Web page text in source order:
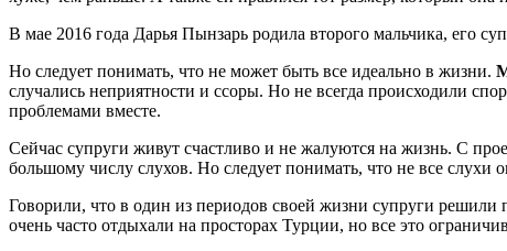
В мае 2016 года Дарья Пынзарь родила второго мальчика, его
Но следует понимать, что не может быть все идеально в жизни.
случались неприятности и ссоры. Но не всегда происходили
проблемами вместе.
Сейчас супруги живут счастливо и не жалуются на жизнь. С
большому числу слухов. Но следует понимать, что не все
Говорили, что в один из периодов своей жизни супруги
очень часто отдыхали на просторах Турции, но все это